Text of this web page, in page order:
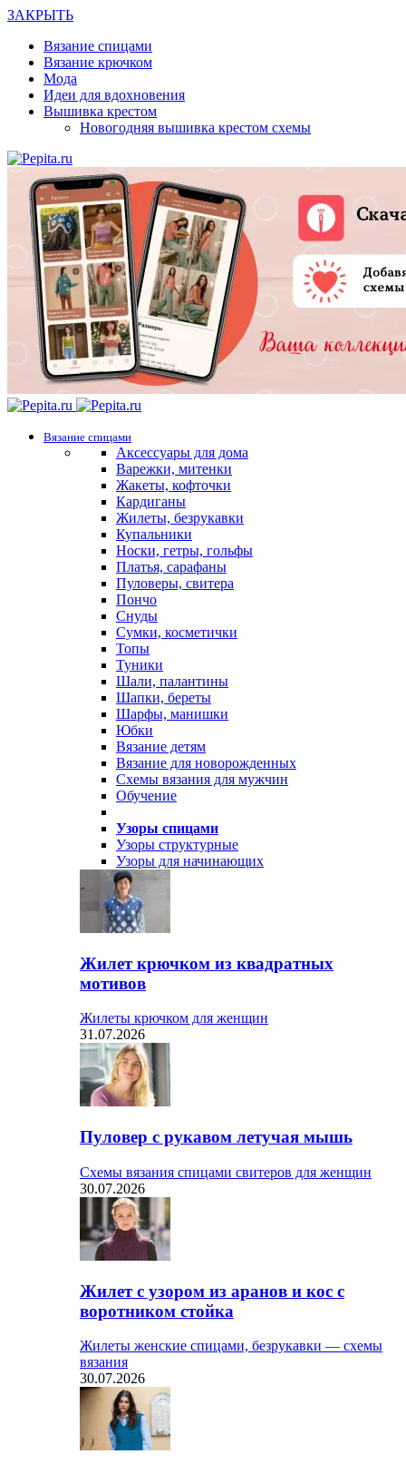
ЗАКРЫТЬ
Вязание спицами
Вязание крючком
Мода
Идеи для вдохновения
Вышивка крестом
Новогодняя вышивка крестом схемы
Вязание спицами
Аксессуары для дома
Варежки, митенки
Жакеты, кофточки
Кардиганы
Жилеты, безрукавки
Купальники
Носки, гетры, гольфы
Платья, сарафаны
Пуловеры, свитера
Пончо
Снуды
Сумки, косметички
Топы
Туники
Шали, палантины
Шапки, береты
Шарфы, манишки
Юбки
Вязание детям
Вязание для новорожденных
Схемы вязания для мужчин
Обучение
Узоры спицами
Узоры структурные
Узоры для начинающих
Жилет крючком из квадратных
мотивов
Жилеты крючком для женщин
31.07.2026
Пуловер с рукавом летучая мышь
Схемы вязания спицами свитеров для женщин
30.07.2026
Жилет с узором из аранов и кос с
воротником стойка
Жилеты женские спицами, безрукавки — схемы
вязания
30.07.2026